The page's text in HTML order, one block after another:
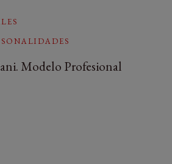
Modelo Profesional